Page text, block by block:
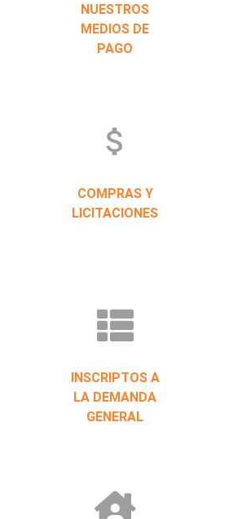
NUESTROS
MEDIOS DE
PAGO
attach_money
COMPRAS Y
LICITACIONES
INSCRIPTOS A
LA DEMANDA
GENERAL